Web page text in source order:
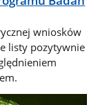
wniosków
listy pozytywnie